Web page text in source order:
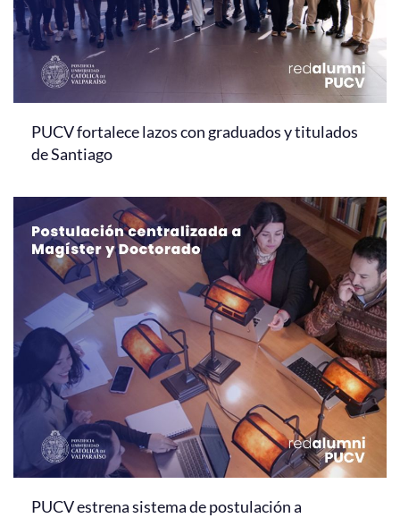
PUCV fortalece lazos con graduados y titulados
de Santiago
PUCV estrena sistema de postulación a